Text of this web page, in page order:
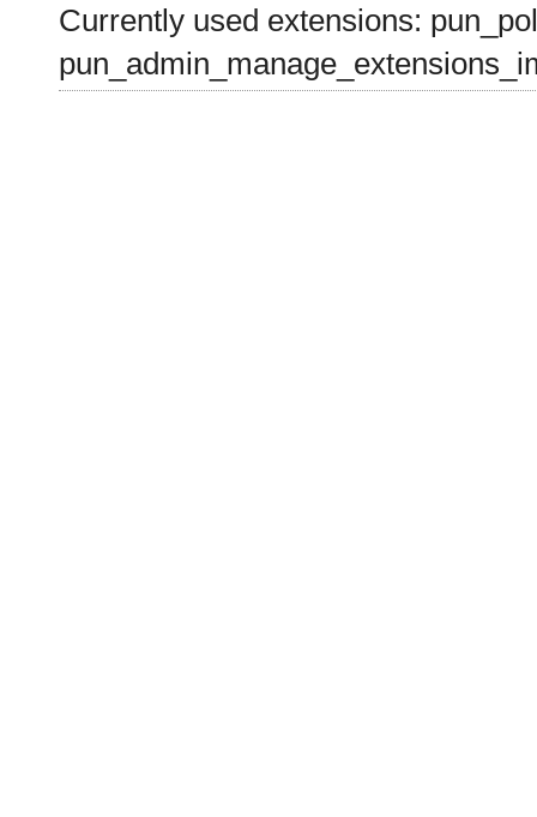
Currently used extensions: